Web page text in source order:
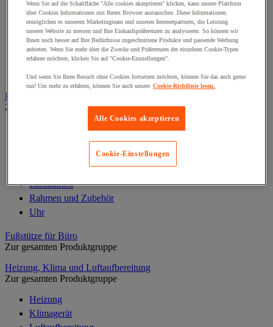
Binden, Stanzen, Lochen
Faltmaschine
Laminiergerät und Laminierfolie
Taschenrechner und Rechenmaschinen
Zuschnitt
Dekoration und Information
Zur gesamten Produktgruppe
Ausstellungsvitrine
Klebefolie für Fenster
Kunstpflanze fürs Büro
Landkarten
Rahmen und Zubehör
Uhr
Fußstütze für Büro
Zur gesamten Produktgruppe
Heizung, Klima und Luftaufbereitung
Zur gesamten Produktgruppe
Heizung
Klimagerät
Wenn Sie auf die Schaltfläche "Alle cookies akzeptieren" klicken, kann unsere Plattform
über Cookies Informationen mit Ihrem Browser austauschen. Diese Informationen
ermöglichen es unserem Marketingteam und unseren Internetpartnern, die Leistung
unserer Website zu messen und Ihre Einkaufspräferenzen zu analysieren. So können wir
Ihnen noch besser auf Ihre Bedürfnisse zugeschnittene Produkte und passende Werbung
anbieten. Wenn Sie mehr über die Zwecke und Präferenzen der einzelnen Cookie-Typen
erfahren möchten, klicken Sie auf "Cookie-Einstellungen".
Und wenn Sie Ihren Besuch ohne Cookies fortsetzen möchten, können Sie das auch gerne
tun! Um mehr zu erfahren, können Sie auch unsere Cookie-Richtlinie lesen.
Alle Cookies akzeptieren
Cookie-Einstellungen